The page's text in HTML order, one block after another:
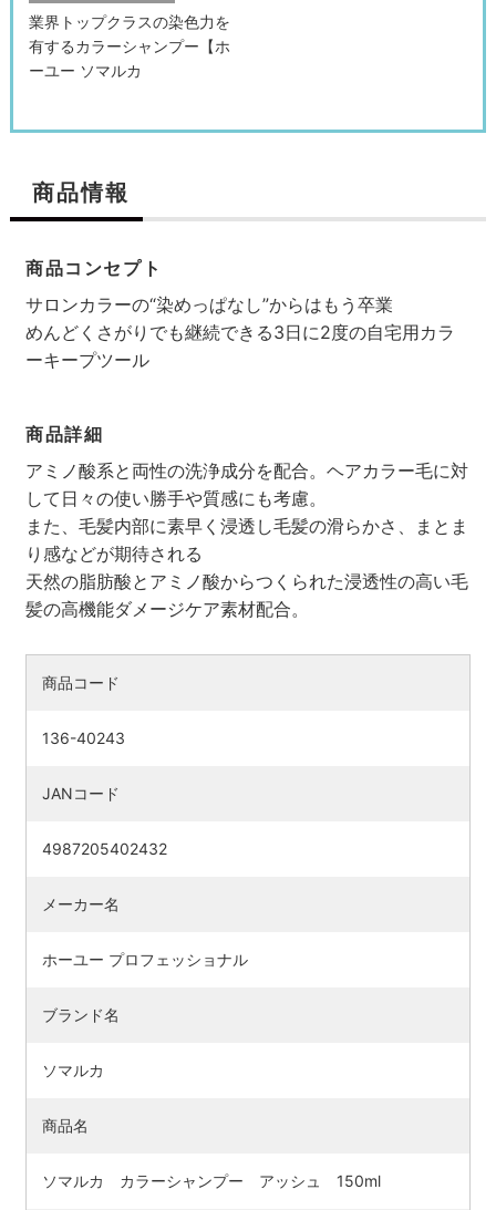
業界トップクラスの染色力を
有するカラーシャンプー【ホ
ーユー ソマルカ
商品情報
商品コンセプト
サロンカラーの“染めっぱなし”からはもう卒業
めんどくさがりでも継続できる3日に2度の自宅用カラ
ーキープツール
商品詳細
アミノ酸系と両性の洗浄成分を配合。ヘアカラー毛に対
して日々の使い勝手や質感にも考慮。
また、毛髪内部に素早く浸透し毛髪の滑らかさ、まとま
り感などが期待される
天然の脂肪酸とアミノ酸からつくられた浸透性の高い毛
髪の高機能ダメージケア素材配合。
商品コード
136-40243
JANコード
4987205402432
メーカー名
ホーユー プロフェッショナル
ブランド名
ソマルカ
商品名
ソマルカ カラーシャンプー アッシュ 150ml